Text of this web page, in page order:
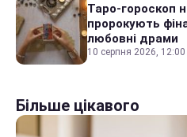
Таро-гороскоп
пророкують
любовні драми
10 серпня 2026, 12:00
Більше цікавого